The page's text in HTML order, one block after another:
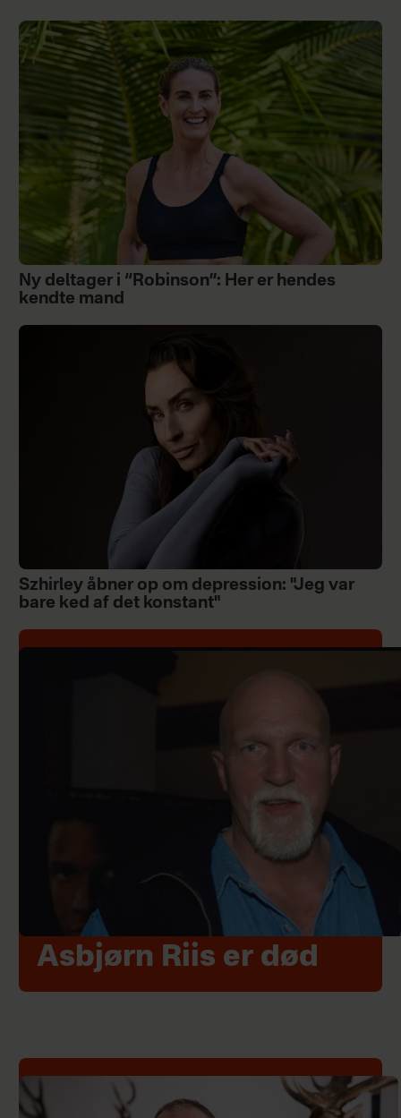
Ny deltager i “Robinson”: Her er hendes
kendte mand
Szhirley åbner op om depression: "Jeg var
bare ked af det konstant"
Asbjørn Riis er død